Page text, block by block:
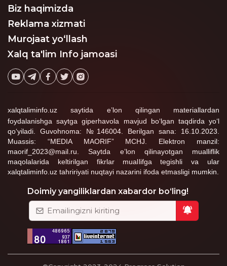
Biz haqimizda
Reklama xizmati
Murojaat yo‘llash
Xalq ta'lim Info jamoasi
xalqtaliminfo.uz saytida e’lon qilingan materiallardan
foydalanishga saytga giperhavola mavjud bo‘lgan taqdirda yo‘l
qo‘yiladi. Guvohnoma: №146004. Berilgan sana: 16.10.2023.
Muassis: “MEDIA MAORIF” MCHJ. Elektron manzil:
maorif_2023@mail.ru. Saytda e’lon qilinayotgan mualliflik
maqolalarida keltirilgan fikrlar muallifga tegishli va ular
xalqtaliminfo.uz tahririyati nuqtayi nazarini ifoda etmasligi mumkin.
Doimiy yangiliklardan xabardor bo‘ling!